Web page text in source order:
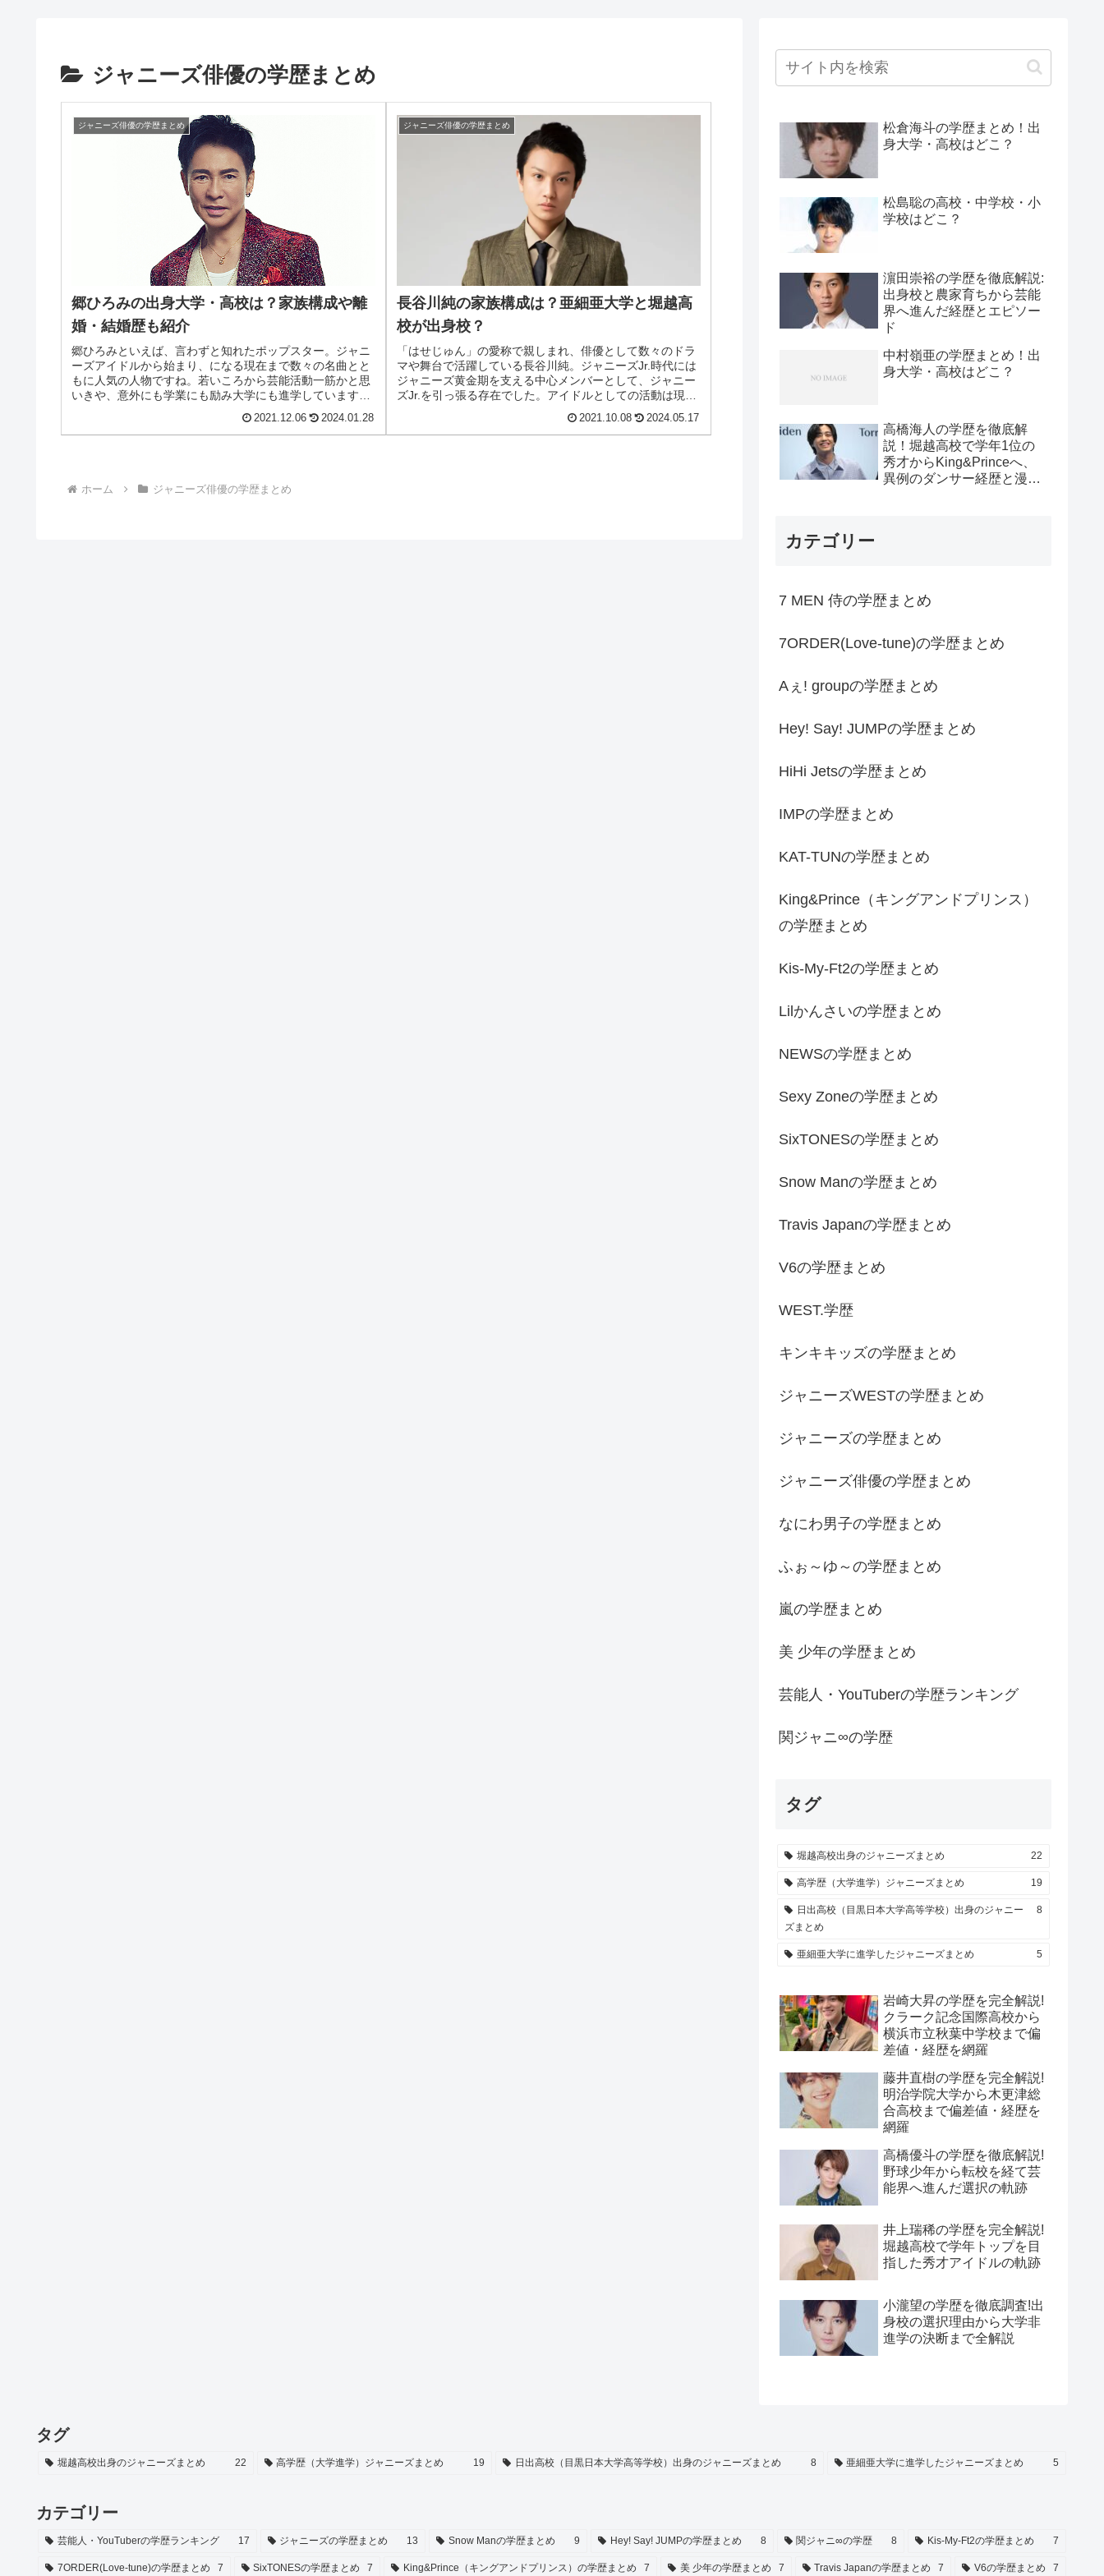
ジャニーズ俳優の学歴まとめ
ジャニーズ俳優の学歴まとめ
郷ひろみの出身大学・高校は？家族構成や離
婚・結婚歴も紹介
郷ひろみといえば、言わずと知れたポップスター。ジャニ
ーズアイドルから始まり、になる現在まで数々の名曲とと
もに人気の人物ですね。若いころから芸能活動一筋かと思
いきや、意外にも学業にも励み大学にも進学しています。
今回は郷ひろみの出身大学や学歴に...
2021.12.06 2024.01.28
ジャニーズ俳優の学歴まとめ
長谷川純の家族構成は？亜細亜大学と堀越高
校が出身校？
「はせじゅん」の愛称で親しまれ、俳優として数々のドラ
マや舞台で活躍している長谷川純。ジャニーズJr.時代には
ジャニーズ黄金期を支える中心メンバーとして、ジャニー
ズJr.を引っ張る存在でした。アイドルとしての活動は現在
2021.10.08 2024.05.17
ホーム ジャニーズ俳優の学歴まとめ
松倉海斗の学歴まとめ！出
身大学・高校はどこ？
松島聡の高校・中学校・小
学校はどこ？
濵田崇裕の学歴を徹底解説:
出身校と農家育ちから芸能
界へ進んだ経歴とエピソー
ド
中村嶺亜の学歴まとめ！出
身大学・高校はどこ？
高橋海人の学歴を徹底解
説！堀越高校で学年1位の
秀才からKing&Princeへ、
異例のダンサー経歴と漫画
カテゴリー
7 MEN 侍の学歴まとめ
7ORDER(Love-tune)の学歴まとめ
Aぇ! groupの学歴まとめ
Hey! Say! JUMPの学歴まとめ
HiHi Jetsの学歴まとめ
IMPの学歴まとめ
KAT-TUNの学歴まとめ
King&Prince（キングアンドプリンス）
の学歴まとめ
Kis-My-Ft2の学歴まとめ
Lilかんさいの学歴まとめ
NEWSの学歴まとめ
Sexy Zoneの学歴まとめ
SixTONESの学歴まとめ
Snow Manの学歴まとめ
Travis Japanの学歴まとめ
V6の学歴まとめ
WEST.学歴
キンキキッズの学歴まとめ
ジャニーズWESTの学歴まとめ
ジャニーズの学歴まとめ
ジャニーズ俳優の学歴まとめ
なにわ男子の学歴まとめ
ふぉ～ゆ～の学歴まとめ
嵐の学歴まとめ
美 少年の学歴まとめ
芸能人・YouTuberの学歴ランキング
関ジャニ∞の学歴
タグ
堀越高校出身のジャニーズまとめ 22
高学歴（大学進学）ジャニーズまとめ 19
日出高校（目黒日本大学高等学校）出身のジャニー
ズまとめ
8
亜細亜大学に進学したジャニーズまとめ 5
岩崎大昇の学歴を完全解説!
クラーク記念国際高校から
横浜市立秋葉中学校まで偏
差値・経歴を網羅
藤井直樹の学歴を完全解説!
明治学院大学から木更津総
合高校まで偏差値・経歴を
網羅
高橋優斗の学歴を徹底解説!
野球少年から転校を経て芸
能界へ進んだ選択の軌跡
井上瑞稀の学歴を完全解説!
堀越高校で学年トップを目
指した秀才アイドルの軌跡
小瀧望の学歴を徹底調査!出
身校の選択理由から大学非
進学の決断まで全解説
タグ
堀越高校出身のジャニーズまとめ 22 高学歴（大学進学）ジャニーズまとめ 19 日出高校（目黒日本大学高等学校）出身のジャニーズまとめ 8 亜細亜大学に進学したジャニーズまとめ 5
カテゴリー
芸能人・YouTuberの学歴ランキング 17 ジャニーズの学歴まとめ 13 Snow Manの学歴まとめ 9 Hey! Say! JUMPの学歴まとめ 8 関ジャニ∞の学歴 8 Kis-My-Ft2の学歴まとめ 7
7ORDER(Love-tune)の学歴まとめ 7 SixTONESの学歴まとめ 7 King&Prince（キングアンドプリンス）の学歴まとめ 7 美 少年の学歴まとめ 7 Travis Japanの学歴まとめ 7 V6の学歴まとめ 7